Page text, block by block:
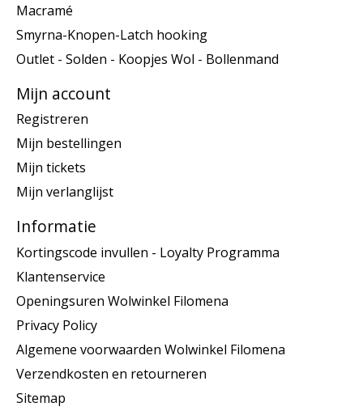
Macramé
Smyrna-Knopen-Latch hooking
Outlet - Solden - Koopjes Wol - Bollenmand
Mijn account
Registreren
Mijn bestellingen
Mijn tickets
Mijn verlanglijst
Informatie
Kortingscode invullen - Loyalty Programma
Klantenservice
Openingsuren Wolwinkel Filomena
Privacy Policy
Algemene voorwaarden Wolwinkel Filomena
Verzendkosten en retourneren
Sitemap